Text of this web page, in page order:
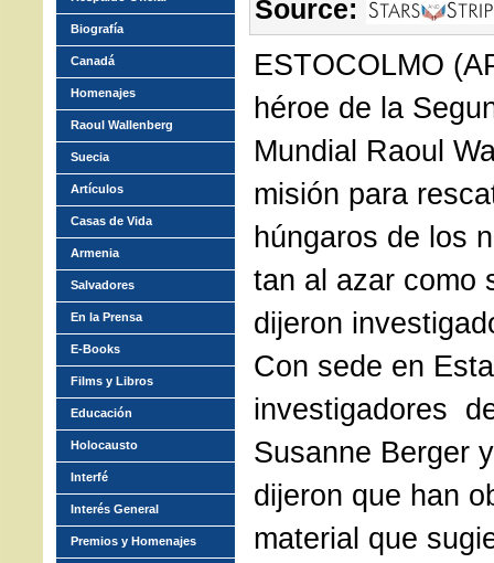
Source:
ESTOCOLMO
héroe de la
Mundial Raoul
misión para
húngaros de los
tan al azar como
dijeron
Con sede en
investigadores
Susanne Berger
dijeron que han
material que
Biografía
Canadá
Homenajes
Raoul Wallenberg
Suecia
Artículos
Casas de Vida
Armenia
Salvadores
En la Prensa
E-Books
Films y Libros
Educación
Holocausto
Interfé
Interés General
Premios y Homenajes